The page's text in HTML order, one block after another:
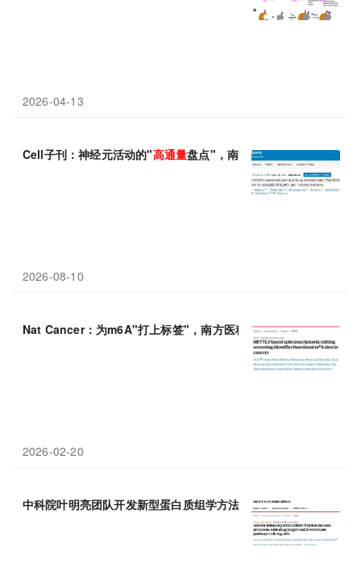
2026-04-13
Cell子刊：神经元活动的"高通量盘点"，南方科技大学田瑞琳等发
2026-08-10
Nat Cancer：为m6A"打上标签"，南方医科大学何厚胜/许鑫利用
2026-02-20
中科院叶明亮团队开发新型蛋白质组学方法首次在活细胞中原位、